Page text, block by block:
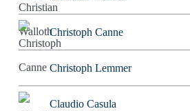
Christoph Canne
Christoph Lemmer
Claudio Casula